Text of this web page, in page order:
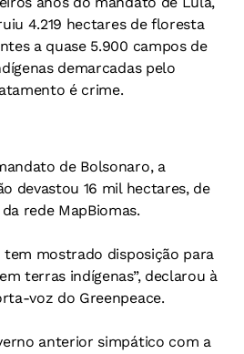
4.219 hectares de floresta
a quase 5.900 campos de
demarcadas pelo
é crime.
de Bolsonaro, a
devastou 16 mil hectares, de
rede MapBiomas.
tem mostrado disposição para
terras indígenas”, declarou à
voz do Greenpeace.
anterior simpático com a